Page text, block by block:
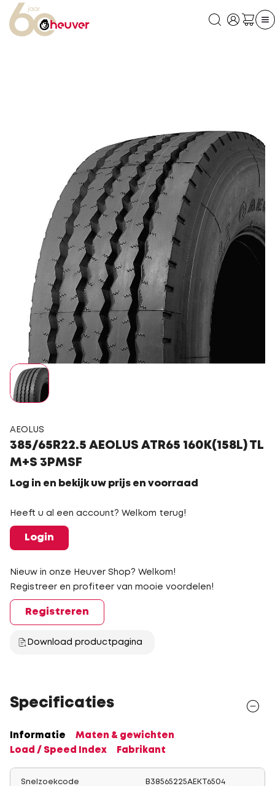
AEOLUS
385/65R22.5 AEOLUS ATR65 160K(158L) TL
M+S 3PMSF
Log in en bekijk uw prijs en voorraad
Heeft u al een account? Welkom terug!
Login
Nieuw in onze Heuver Shop? Welkom!
Registreer en profiteer van mooie voordelen!
Registreren
Download productpagina
Specificaties
Informatie
Maten & gewichten
Load / Speed Index
Fabrikant
Snelzoekcode B38565225AEKT6504